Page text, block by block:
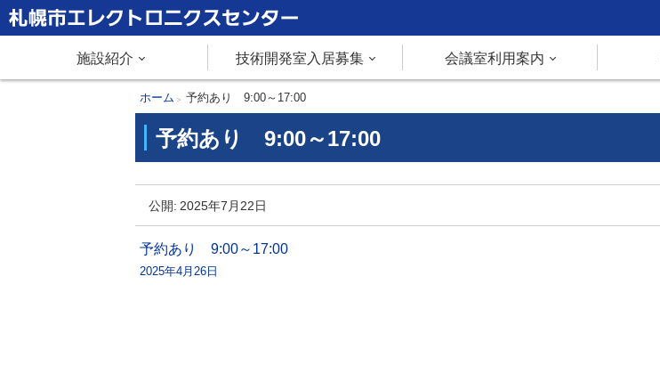
本
文
メ
札幌市エレクトロニクスセンター
施設紹介 技術開発室入居募集 会議室利用案内
現
在
置
の
層
ホーム 予約あり 9:00～17:00
予約あり 9:00～17:00
予
約
あ
り
公開:2025年7月22日
投
予約あり 9:00～17:00
2025年4月26日